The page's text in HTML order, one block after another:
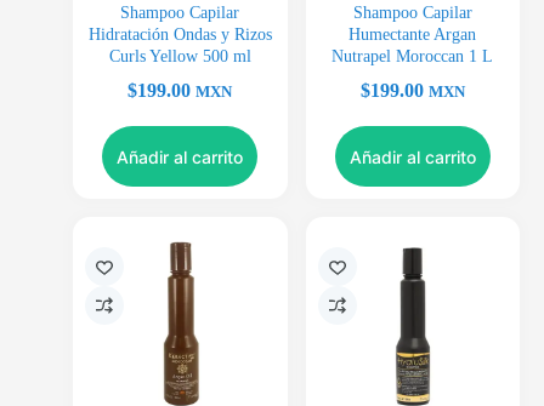
Shampoo Capilar
Hidratación Ondas y Rizos
Curls Yellow 500 ml
$199.00 MXN
Añadir al carrito
Shampoo Capilar
Humectante Argan
Nutrapel Moroccan 1 L
$199.00 MXN
Añadir al carrito